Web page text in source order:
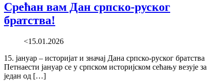
Срећан вам Дан српско-руског
братства!
<15.01.2026
15. јануар – историјат и значај Дана српско-руског братства
Петнаести јануар се у српском историјском сећању везује за
један од […]